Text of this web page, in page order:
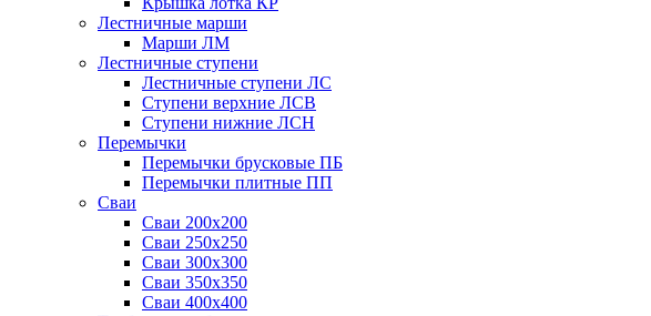
Лестничные марши
Марши ЛМ
Лестничные ступени
Лестничные ступени ЛС
Ступени верхние ЛСВ
Ступени нижние ЛСН
Перемычки
Перемычки брусковые ПБ
Перемычки плитные ПП
Сваи
Сваи 200х200
Сваи 250х250
Сваи 300х300
Сваи 350х350
Сваи 400х400